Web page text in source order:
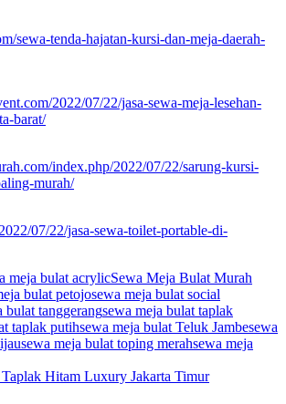
sewa-tenda-hajatan-kursi-dan-meja-daerah-
2022/07/22/jasa-sewa-meja-lesehan-
barat/
index.php/2022/07/22/sarung-kursi-
murah/
07/22/jasa-sewa-toilet-portable-di-
meja bulat acrylicSewa Meja Bulat Murah
bulat petojosewa meja bulat social
bulat tanggerangsewa meja bulat taplak
taplak putihsewa meja bulat Teluk Jambesewa
sewa meja bulat toping merahsewa meja